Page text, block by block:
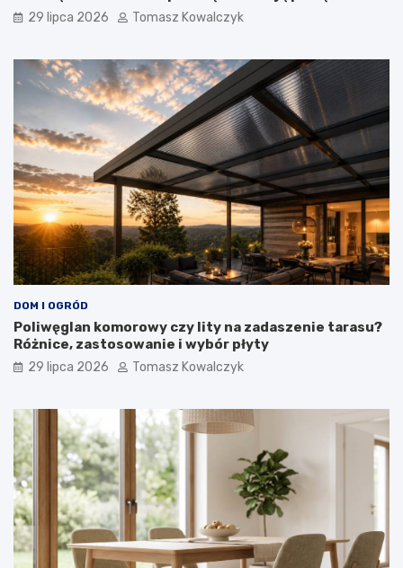
29 lipca 2026 Tomasz Kowalczyk
DOM I OGRÓD
Poliwęglan komorowy czy lity na zadaszenie tarasu?
Różnice, zastosowanie i wybór płyty
29 lipca 2026 Tomasz Kowalczyk